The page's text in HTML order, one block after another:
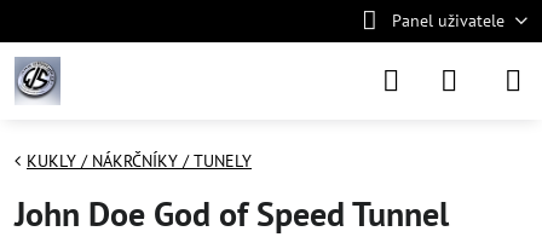
Panel uživatele
KUKLY / NÁKRČNÍKY / TUNELY
John Doe God of Speed Tunnel